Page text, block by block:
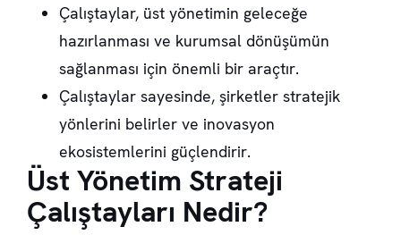
Çalıştaylar, üst yönetimin geleceğe
hazırlanması ve kurumsal dönüşümün
sağlanması için önemli bir araçtır.
Çalıştaylar sayesinde, şirketler stratejik
yönlerini belirler ve inovasyon
ekosistemlerini güçlendirir.
Üst Yönetim Strateji
Çalıştayları Nedir?